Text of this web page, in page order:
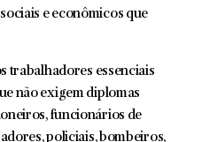
e econômicos que
trabalhadores essenciais
não exigem diplomas
funcionários de
policiais, bombeiros,